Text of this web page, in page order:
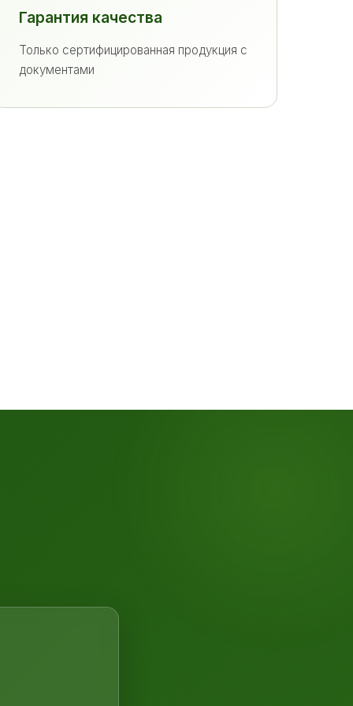
Гарантия качества
Только сертифицированная продукция с
документами